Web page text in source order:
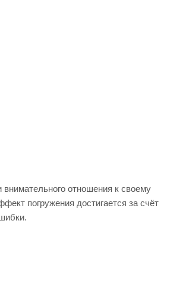
отношения к своему
погружения достигается за счёт